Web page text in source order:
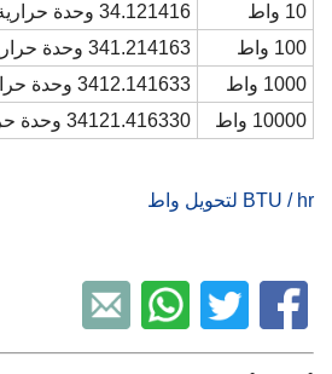
10 واط
34.121416 وحدة حرارية بريطانية / ساعة
100 واط
341.214163 وحدة حرارية بريطانية / ساعة
1000 واط
3412.141633 وحدة حرارية بريطانية / ساعة
10000 واط
34121.416330 وحدة حرارية بريطانية / ساعة
BTU / hr لتحويل واط